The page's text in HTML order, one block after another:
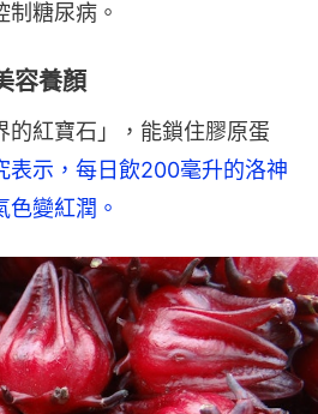
糖尿病。
容養顏
的紅寶石」，能鎖住膠原蛋
表示，每日飲200毫升的洛神
變紅潤。